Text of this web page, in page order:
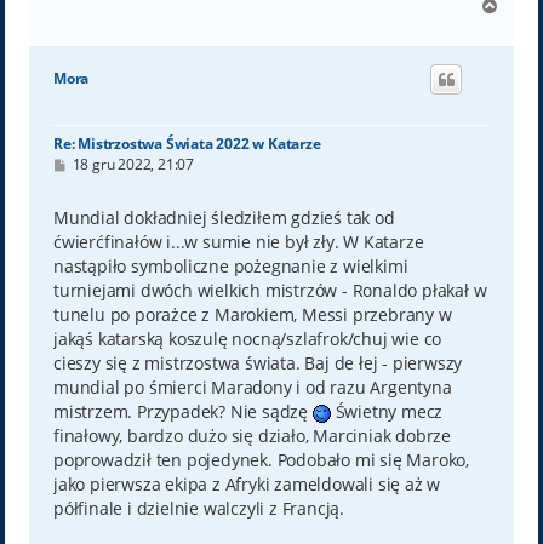
g
Mora
Re: Mistrzostwa Świata 2022 w Katarze
P
t
18 gru 2022, 21:07
Mundial dokładniej śledziłem gdzieś tak od
ćwierćfinałów i...w sumie nie był zły. W Katarze
nastąpiło symboliczne pożegnanie z wielkimi
turniejami dwóch wielkich mistrzów - Ronaldo płakał w
tunelu po porażce z Marokiem, Messi przebrany w
jakąś katarską koszulę nocną/szlafrok/chuj wie co
cieszy się z mistrzostwa świata. Baj de łej - pierwszy
mundial po śmierci Maradony i od razu Argentyna
mistrzem. Przypadek? Nie sądzę
Świetny mecz
finałowy, bardzo dużo się działo, Marciniak dobrze
poprowadził ten pojedynek. Podobało mi się Maroko,
jako pierwsza ekipa z Afryki zameldowali się aż w
półfinale i dzielnie walczyli z Francją.